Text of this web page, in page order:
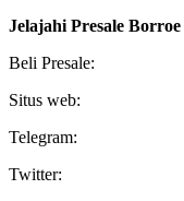
Jelajahi Presale
Beli Presale:
Situs web:
Telegram:
Twitter: